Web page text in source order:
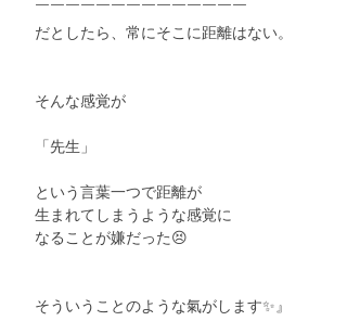
￣￣￣￣￣￣￣￣￣￣￣￣￣￣
だとしたら、常にそこに距離はない。
そんな感覚が
「先生」
という言葉一つで距離が
生まれてしまうような感覚に
なることが嫌だった😣
そういうことのような氣がします✨』